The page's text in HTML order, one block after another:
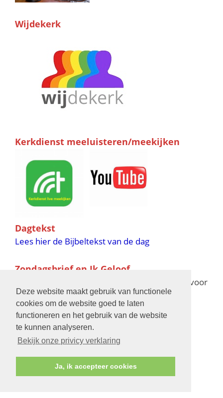
Deze website maakt gebruik van functionele
cookies om de website goed te laten
functioneren en het gebruik van de website
te kunnen analyseren.
Bekijk onze privicy verklaring
Ja, ik accepteer cookies
Wijdekerk
Kerkdienst meeluisteren/meekijken
Dagtekst
Lees hier de Bijbeltekst van de dag
Zondagsbrief en Ik Geloof
voor
de verschijningsdata in 2025 en 2026
Bijbelschool